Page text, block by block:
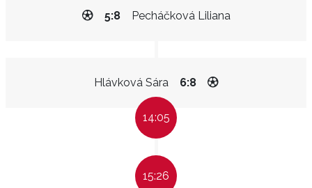
Pecháčková Liliana
5:8
Hlávková Sára 6:8
14:05
15:26